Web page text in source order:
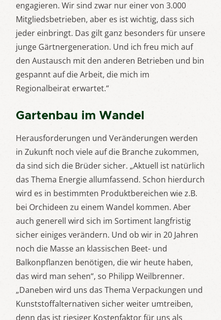
engagieren. Wir sind zwar nur einer von 3.000
Mitgliedsbetrieben, aber es ist wichtig, dass sich
jeder einbringt. Das gilt ganz besonders für unsere
junge Gärtnergeneration. Und ich freu mich auf
den Austausch mit den anderen Betrieben und bin
gespannt auf die Arbeit, die mich im
Regionalbeirat erwartet.“
Gartenbau im Wandel
Herausforderungen und Veränderungen werden
in Zukunft noch viele auf die Branche zukommen,
da sind sich die Brüder sicher. „Aktuell ist natürlich
das Thema Energie allumfassend. Schon hierdurch
wird es in bestimmten Produktbereichen wie z.B.
bei Orchideen zu einem Wandel kommen. Aber
auch generell wird sich im Sortiment langfristig
sicher einiges verändern. Und ob wir in 20 Jahren
noch die Masse an klassischen Beet- und
Balkonpflanzen benötigen, die wir heute haben,
das wird man sehen“, so Philipp Weilbrenner.
„Daneben wird uns das Thema Verpackungen und
Kunststoffalternativen sicher weiter umtreiben,
denn das ist riesiger Kostenfaktor für uns als